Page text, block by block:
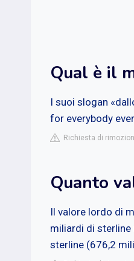
Qual è il
I suoi slogan
for everybody
Richiesta di
Quanto
Il valore lordo di
miliardi di
sterline (676,2